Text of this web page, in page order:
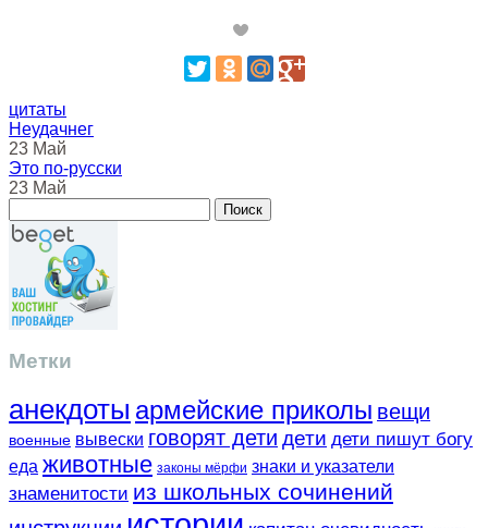
цитаты
Неудачнег
23 Май
Это по-русски
23 Май
Метки
анекдоты армейские приколы вещи
военные вывески говорят дети дети дети пишут богу
еда животные законы мёрфи знаки и указатели
знаменитости из школьных сочинений